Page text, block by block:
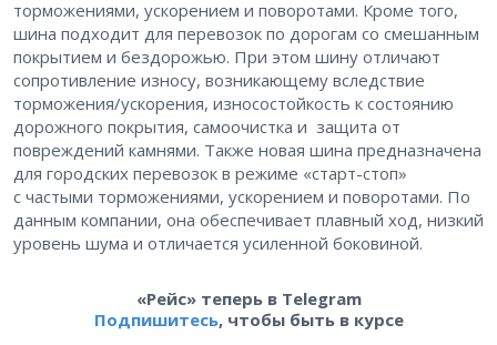
торможениями, ускорением и поворотами. Кроме того,
шина подходит для перевозок по дорогам со смешанным
покрытием и бездорожью. При этом шину отличают
сопротивление износу, возникающему вследствие
торможения/ускорения, износостойкость к состоянию
дорожного покрытия, самоочистка и защита от
повреждений камнями. Также новая шина предназначена
для городских перевозок в режиме «старт-стоп»
с частыми торможениями, ускорением и поворотами. По
данным компании, она обеспечивает плавный ход, низкий
уровень шума и отличается усиленной боковиной.
«Рейс» теперь в Telegram
Подпишитесь, чтобы быть в курсе